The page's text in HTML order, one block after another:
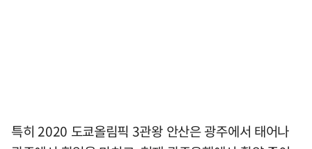
특히 2020 도쿄올림픽 3관왕 안산은 광주에서 태어나